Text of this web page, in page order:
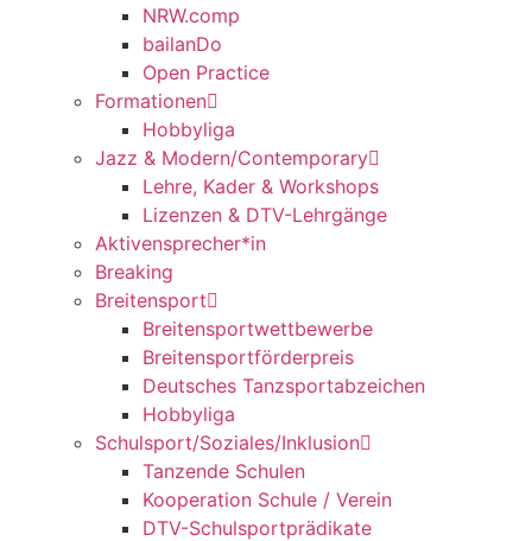
NRW.comp
bailanDo
Open Practice
Formationen
Hobbyliga
Jazz & Modern/Contemporary
Lehre, Kader & Workshops
Lizenzen & DTV-Lehrgänge
Aktivensprecher*in
Breaking
Breitensport
Breitensportwettbewerbe
Breitensportförderpreis
Deutsches Tanzsportabzeichen
Hobbyliga
Schulsport/Soziales/Inklusion
Tanzende Schulen
Kooperation Schule / Verein
DTV-Schulsportprädikate